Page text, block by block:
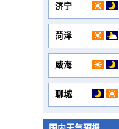
济宁
菏泽
威海
聊城